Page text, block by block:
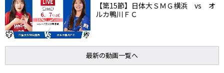
【第15節】日体大ＳＭＧ横浜 vs オ
ルカ鴨川ＦＣ
最新の動画一覧へ